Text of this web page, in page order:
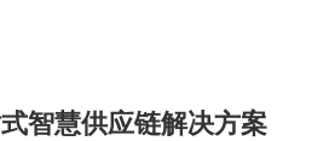
智慧供应链解决方案